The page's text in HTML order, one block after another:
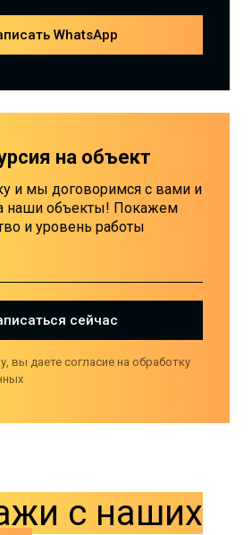
WhatsApp
на объект
и мы договоримся с вами и
наши объекты! Покажем
и уровень работы
сейчас
вы даете согласие на обработку
с наших